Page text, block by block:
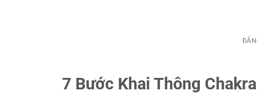
7 Bước Khai Thông